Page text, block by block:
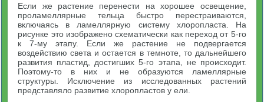
Если же растение перенести на хорошее освещение,
проламеллярные тельца быстро перестраиваются,
включаясь в ламеллярную систему хлоропласта. На
рисунке это изображено схематически как переход от 5-го
к 7-му этапу. Если же растение не подвергается
воздействию света и остается в темноте, то дальнейшего
развития пластид, достигших 5-го этапа, не происходит.
Поэтому-то в них и не образуются ламеллярные
структуры. Исключение из исследованных растений
представляло развитие хлоропластов у ели.